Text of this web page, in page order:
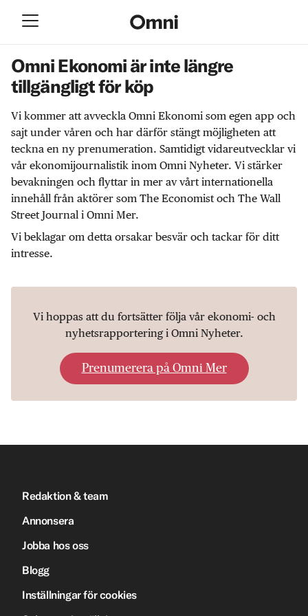
Omni Ekonomi är inte längre
tillgängligt för köp
Vi kommer att avveckla Omni Ekonomi som egen app och
sajt under våren och har därför stängt möjligheten att
teckna en ny prenumeration. Samtidigt vidareutvecklar vi
vår ekonomijournalistik inom Omni Nyheter. Vi stärker
bevakningen och flyttar in mer av vårt internationella
innehåll från aktörer som The Economist och The Wall
Street Journal i Omni Mer.
Vi beklagar om detta orsakar besvär och tackar för ditt
intresse.
Vi hoppas att du fortsätter följa vår ekonomi- och
nyhetsrapportering i Omni Nyheter.
Prenumerera på Omni Mer
Redaktion & team
Annonsera
Jobba hos oss
Blogg
Inställningar för cookies